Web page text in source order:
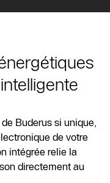
Buderus si unique,
de votre
intégrée relie la
directement au